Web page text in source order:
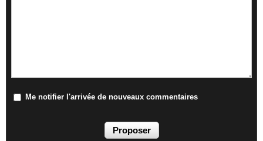
Me notifier l'arrivée de nouveaux commentaires